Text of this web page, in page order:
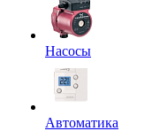
Насосы
Автоматика